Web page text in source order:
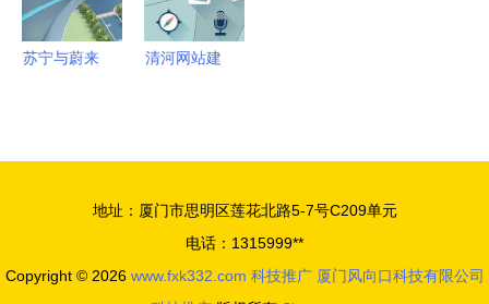
苏宁与蔚来
态应用服务
清河网站建
测（2025
年02月）
地址：厦门市思明区莲花北路5-7号C209单元
电话：1315999**
Copyright © 2026 www.fxk332.com 科技推广 厦门风向口科技有限公司